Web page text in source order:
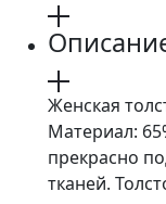
Женская
Материал:
прекрасно
тканей.